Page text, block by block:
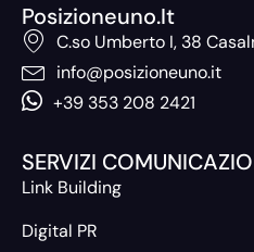
Posizioneuno.it
C.so Umberto I, 38
info@posizioneuno.it
+39 353 208 2421
SERVIZI
Link Building
Digital PR